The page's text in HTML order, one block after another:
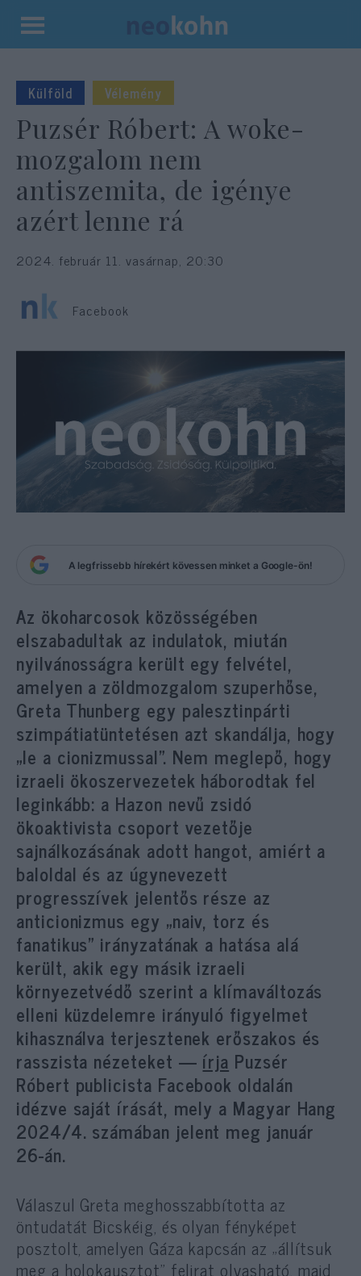
Kilépés
tartalomba
Külföld Vélemény
Puzsér Róbert: A woke-
mozgalom nem
antiszemita, de igénye
azért lenne rá
2024. február 11. vasárnap, 20:30
Facebook
A legfrissebb hírekért kövessen minket a Google-ön!
Az ökoharcosok közösségében
elszabadultak az indulatok, miután
nyilvánosságra került egy felvétel,
amelyen a zöldmozgalom szuperhőse,
Greta Thunberg egy palesztinpárti
szimpátiatüntetésen azt skandálja, hogy
„le a cionizmussal”. Nem meglepő, hogy
izraeli ökoszervezetek háborodtak fel
leginkább: a Hazon nevű zsidó
ökoaktivista csoport vezetője
sajnálkozásának adott hangot, amiért a
baloldal és az úgynevezett
progresszívek jelentős része az
anticionizmus egy „naiv, torz és
fanatikus” irányzatának a hatása alá
került, akik egy másik izraeli
környezetvédő szerint a klímaváltozás
elleni küzdelemre irányuló figyelmet
kihasználva terjesztenek erőszakos és
rasszista nézeteket — írja Puzsér
Róbert publicista Facebook oldalán
idézve saját írását, mely a Magyar Hang
2024/4. számában jelent meg január
26-án.
Válaszul Greta meghosszabbította az
öntudatát Bicskéig, és olyan fényképet
posztolt, amelyen Gáza kapcsán az „állítsuk
meg a holokausztot” felirat olvasható, majd